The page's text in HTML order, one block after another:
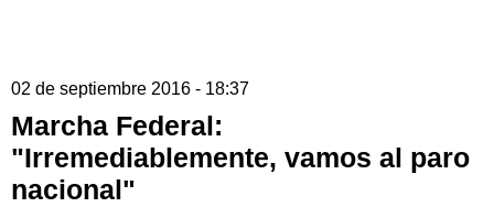
02 de septiembre 2016 - 18:37
Marcha Federal:
"Irremediablemente, vamos al paro
nacional"